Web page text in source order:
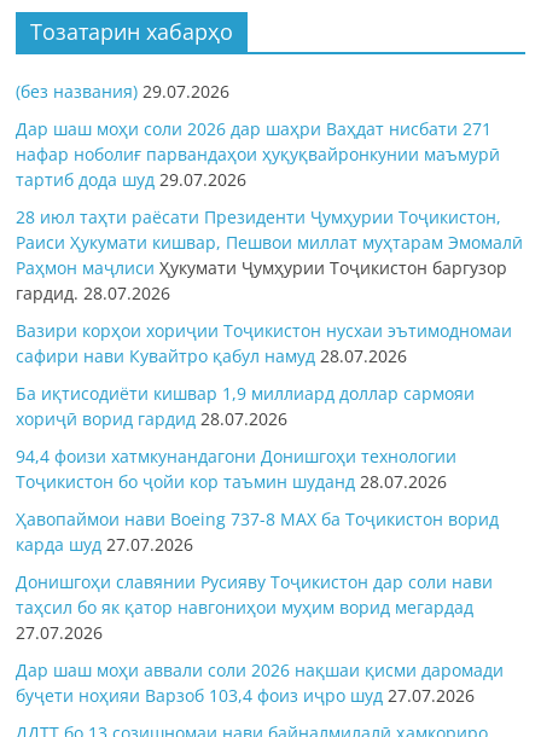
Тозатарин хабарҳо
(без названия) 29.07.2026
Дар шаш моҳи соли 2026 дар шаҳри Ваҳдат нисбати 271
нафар ноболиғ парвандаҳои ҳуқуқвайронкунии маъмурӣ
тартиб дода шуд 29.07.2026
28 июл таҳти раёсати Президенти Ҷумҳурии Тоҷикистон,
Раиси Ҳукумати кишвар, Пешвои миллат муҳтарам Эмомалӣ
Раҳмон маҷлисиҲукумати Ҷумҳурии Тоҷикистон баргузор
гардид.28.07.2026
Вазири корҳои хориҷии Тоҷикистон нусхаи эътимодномаи
сафири нави Кувайтро қабул намуд 28.07.2026
Ба иқтисодиёти кишвар 1,9 миллиард доллар сармояи
хориҷӣ ворид гардид 28.07.2026
94,4 фоизи хатмкунандагони Донишгоҳи технологии
Тоҷикистон бо ҷойи кор таъмин шуданд 28.07.2026
Ҳавопаймои нави Boeing 737-8 MAX ба Тоҷикистон ворид
карда шуд 27.07.2026
Донишгоҳи славянии Русияву Тоҷикистон дар соли нави
таҳсил бо як қатор навгониҳои муҳим ворид мегардад
27.07.2026
Дар шаш моҳи аввали соли 2026 нақшаи қисми даромади
буҷети ноҳияи Варзоб 103,4 фоиз иҷро шуд 27.07.2026